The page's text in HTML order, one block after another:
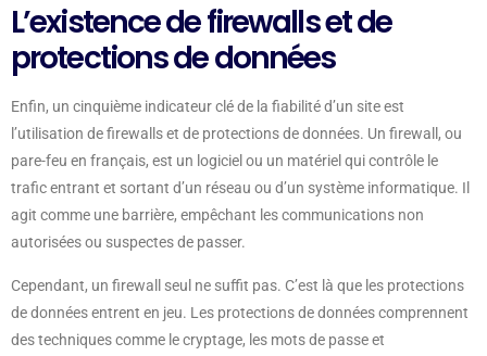
L’existence de firewalls et de
protections de données
Enfin, un cinquième indicateur clé de la fiabilité d’un site est
l’utilisation de firewalls et de protections de données. Un firewall, ou
pare-feu en français, est un logiciel ou un matériel qui contrôle le
trafic entrant et sortant d’un réseau ou d’un système informatique. Il
agit comme une barrière, empêchant les communications non
autorisées ou suspectes de passer.
Cependant, un firewall seul ne suffit pas. C’est là que les protections
de données entrent en jeu. Les protections de données comprennent
des techniques comme le cryptage, les mots de passe et